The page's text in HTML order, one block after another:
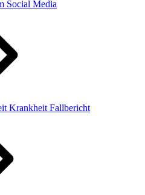
Social Media
Krankheit Fallbericht